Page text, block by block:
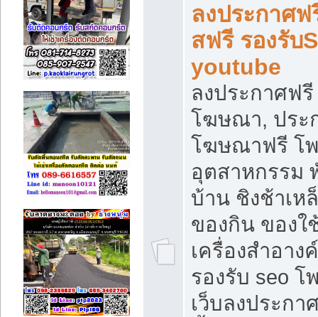
ลงประกาศ
สฟรี รองรับ
youtube
ลงประกาศฟ
โฆษณา, ประ
โฆษณาฟรี โ
อุตสาหกรรม
บ้าน ชิงช้าเห
ของกิน ของใ
เครื่องสำอา
รองรับ seo โ
เว็บลงประก